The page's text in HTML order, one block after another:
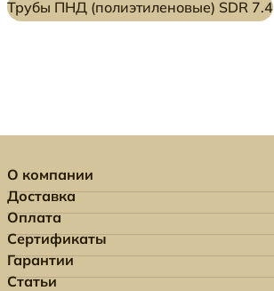
Трубы ПНД (полиэтиленовые) SDR 7.4
О компании
Доставка
Оплата
Сертификаты
Гарантии
Статьи